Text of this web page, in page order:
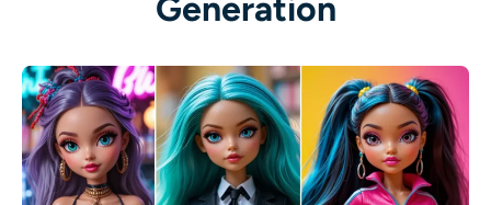
Generation